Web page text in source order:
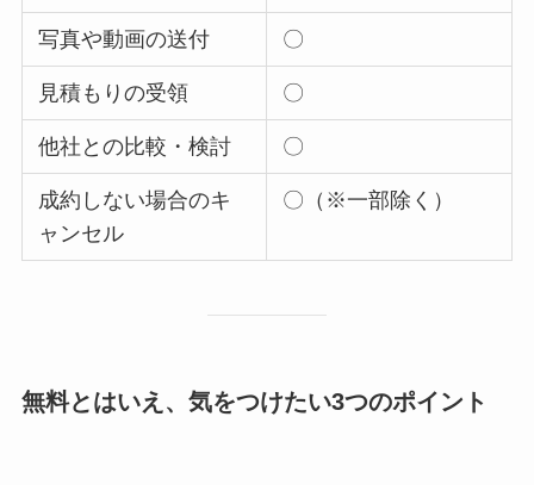
写真や動画の送付 〇
見積もりの受領 〇
他社との比較・検討 〇
成約しない場合のキ
ャンセル
〇（※一部除く）
無料とはいえ、気をつけたい3つのポイント